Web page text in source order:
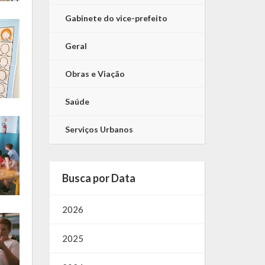
Gabinete do vice-prefeito
Geral
Obras e Viação
Saúde
Serviços Urbanos
Busca por Data
2026
2025